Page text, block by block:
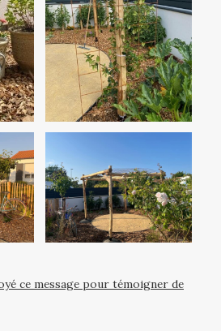
ce message pour témoigner de